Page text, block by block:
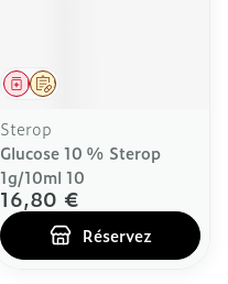
Sur prescription
Médicament
Sterop
Glucose 10 % Sterop
1g/10ml 10
16,80 €
Réservez